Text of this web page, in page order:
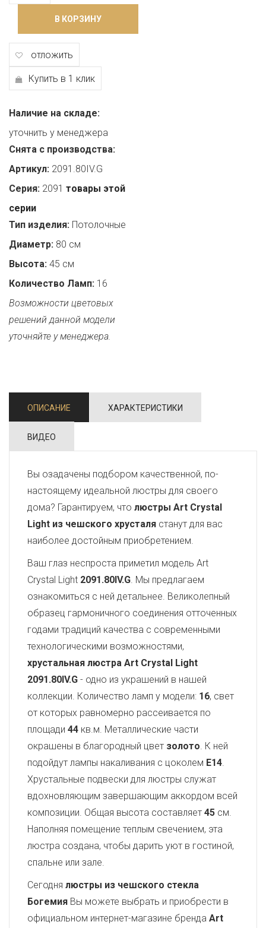
В КОРЗИНУ
отложить
Купить в 1 клик
Наличие на складе:
уточнить у менеджера
Снята с производства:
Артикул: 2091.80IV.G
Серия: 2091 товары этой
серии
Тип изделия: Потолочные
Диаметр: 80 см
Высота: 45 см
Количество Ламп: 16
Возможности цветовых
решений данной модели
уточняйте у менеджера.
ОПИСАНИЕ ХАРАКТЕРИСТИКИ
ВИДЕО
Вы озадачены подбором качественной, по-
настоящему идеальной люстры для своего
дома? Гарантируем, что люстры Art Crystal
Light из чешского хрусталя станут для вас
наиболее достойным приобретением.
Ваш глаз неспроста приметил модель Art
Crystal Light 2091.80IV.G. Мы предлагаем
ознакомиться с ней детальнее. Великолепный
образец гармоничного соединения отточенных
годами традиций качества с современными
технологическими возможностями,
хрустальная люстра Art Crystal Light
2091.80IV.G - одно из украшений в нашей
коллекции. Количество ламп у модели: 16, свет
от которых равномерно рассеивается по
площади 44 кв.м. Металлические части
окрашены в благородный цвет золото. К ней
подойдут лампы накаливания с цоколем E14.
Хрустальные подвески для люстры служат
вдохновляющим завершающим аккордом всей
композиции. Общая высота составляет 45 см.
Наполняя помещение теплым свечением, эта
люстра создана, чтобы дарить уют в гостиной,
спальне или зале.
Сегодня люстры из чешского стекла
Богемия Вы можете выбрать и приобрести в
официальном интернет-магазине бренда Art